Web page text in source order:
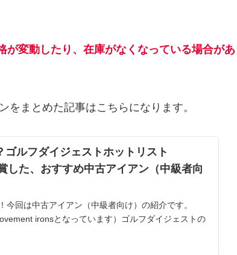
が変動したり、在庫がなくなっている場合があ
をまとめた記事はこちらになります。
ゴルフダイジェストホットリスト
した、おすすめ中古アイアン（中級者向
今回は中古アイアン（中級者向け）の紹介です。
ironsとなっています）ゴルフダイジェストの